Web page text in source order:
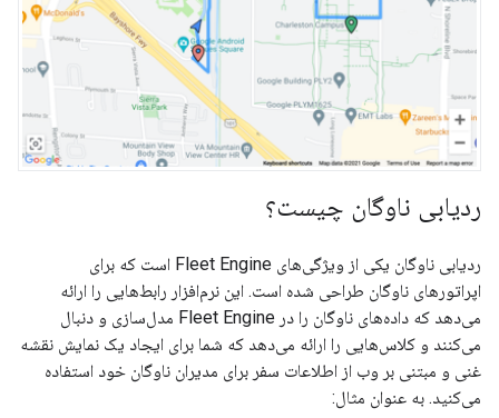
ردیابی ناوگان چیست؟
ردیابی ناوگان یکی از ویژگی‌های Fleet Engine است که برای
اپراتورهای ناوگان طراحی شده است. این نرم‌افزار رابط‌هایی را ارائه
می‌دهد که داده‌های ناوگان را در Fleet Engine مدل‌سازی و دنبال
می‌کنند و کلاس‌هایی را ارائه می‌دهد که شما برای ایجاد یک نمایش نقشه
غنی و مبتنی بر وب از اطلاعات سفر برای مدیران ناوگان خود استفاده
می‌کنید. به عنوان مثال: